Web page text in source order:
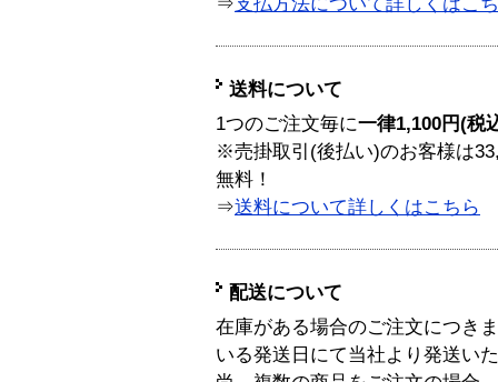
送料について
1つのご注文毎に一律1,100円(税
※売掛取引(後払い)のお客様は
無料！
⇒送料について詳しくはこちら
配送について
在庫がある場合のご注文につき
いる発送日にて当社より発送い